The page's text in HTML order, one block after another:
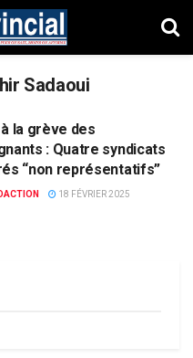
Sadaoui
la grève des
: Quatre syndicats
“non représentatifs”
18 FÉVRIER 2025